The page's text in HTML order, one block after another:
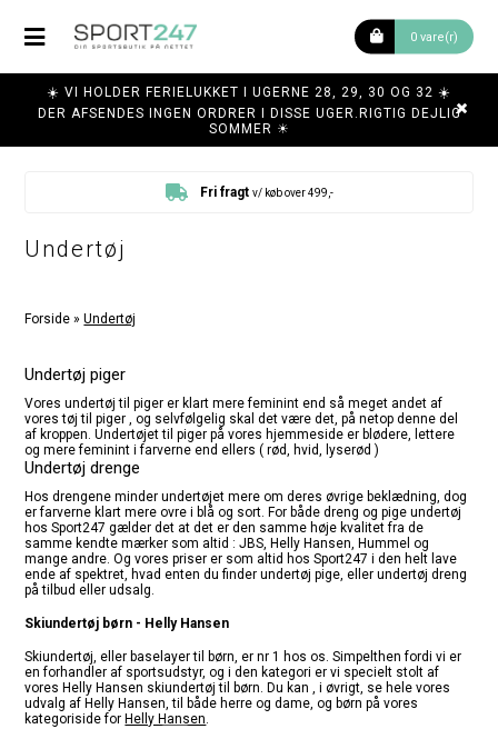
0 vare(r)
☀️ VI HOLDER FERIELUKKET I UGERNE 28, 29, 30 OG 32 ☀️
DER AFSENDES INGEN ORDRER I DISSE UGER.RIGTIG DEJLIG
SOMMER ☀
Fri fragt v/ køb over 499,-
Undertøj
Forside »Undertøj
Undertøj piger
Vores undertøj til piger er klart mere feminint end så meget andet af
vores tøj til piger , og selvfølgelig skal det være det, på netop denne del
af kroppen. Undertøjet til piger på vores hjemmeside er blødere, lettere
og mere feminint i farverne end ellers ( rød, hvid, lyserød )
Undertøj drenge
Hos drengene minder undertøjet mere om deres øvrige beklædning, dog
er farverne klart mere ovre i blå og sort. For både dreng og pige undertøj
hos Sport247 gælder det at det er den samme høje kvalitet fra de
samme kendte mærker som altid : JBS, Helly Hansen, Hummel og
mange andre. Og vores priser er som altid hos Sport247 i den helt lave
ende af spektret, hvad enten du finder undertøj pige, eller undertøj dreng
på tilbud eller udsalg.
Skiundertøj børn - Helly Hansen
Skiundertøj, eller baselayer til børn, er nr 1 hos os. Simpelthen fordi vi er
en forhandler af sportsudstyr, og i den kategori er vi specielt stolt af
vores Helly Hansen skiundertøj til børn. Du kan , i øvrigt, se hele vores
udvalg af Helly Hansen, til både herre og dame, og børn på vores
kategoriside for Helly Hansen.